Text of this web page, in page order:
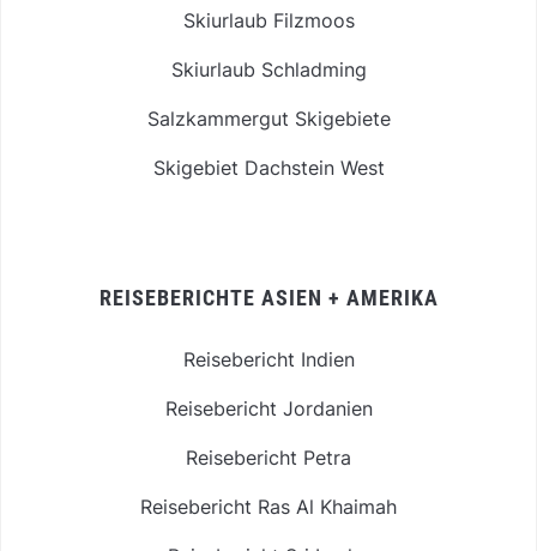
Skiurlaub Filzmoos
Skiurlaub Schladming
Salzkammergut Skigebiete
Skigebiet Dachstein West
REISEBERICHTE ASIEN + AMERIKA
Reisebericht Indien
Reisebericht Jordanien
Reisebericht Petra
Reisebericht Ras Al Khaimah